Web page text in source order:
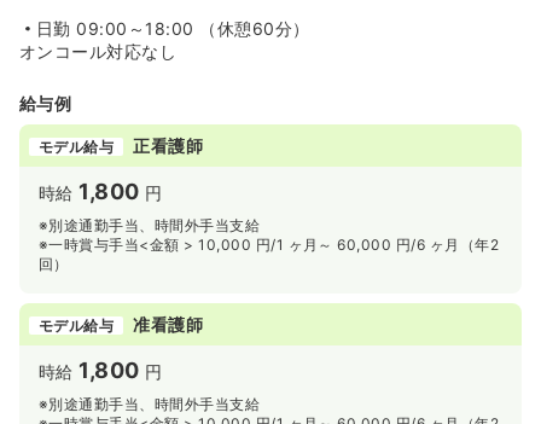
日勤 09:00～18:00 （休憩60分）
オンコール対応なし
給与例
モデル給与 正看護師
時給 1,800 円
※別途通勤手当、時間外手当支給
※一時賞与手当<金額 > 10,000 円/1 ヶ月～ 60,000 円/6 ヶ月（年2
回）
モデル給与 准看護師
時給 1,800 円
※別途通勤手当、時間外手当支給